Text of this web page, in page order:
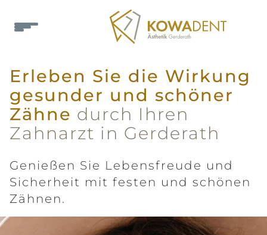
Erleben Sie die Wirkung
gesunder und schöner
Zähne durch Ihren
Zahnarzt in Gerderath
Genießen Sie Lebensfreude und
Sicherheit mit festen und schönen
Zähnen.